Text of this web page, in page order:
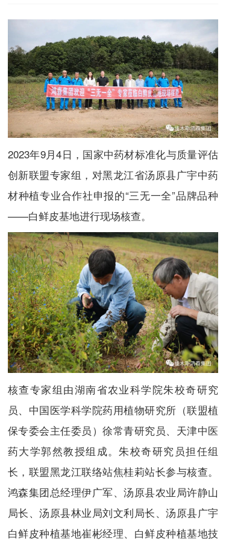
2023年9月4日，国家中药材标准化与质量评估
创新联盟专家组，对黑龙江省汤原县广宇中药
材种植专业合作社申报的“三无一全”品牌品种
——白鲜皮基地进行现场核查。
核查专家组由湖南省农业科学院朱校奇研究
员、中国医学科学院药用植物研究所（联盟植
保专委会主任委员）徐常青研究员、天津中医
药大学郭然教授组成。朱校奇研究员担任组
长，联盟黑龙江联络站焦桂莉站长参与核查。
鸿森集团总经理伊广军、汤原县农业局许静山
局长、汤原县林业局刘文利局长、汤原县广宇
白鲜皮种植基地崔彬经理、白鲜皮种植基地技